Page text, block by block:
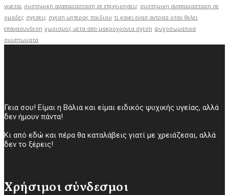
γινεται συστημικη αναπαρασταση σε επιχειρησεις συστημικη αναπαρασταση σε
ομαδες σχεσεις σχεση μητερας παιδιου τι κανει ενασ αντρασ οταν θελει
επανασυνδεση χωρισμος μετα απο μακροχρονια σχεση ψυχοσωματικα
συμπτωματα
Γεια σου! Είμαι η Βάλια και είμαι ειδικός ψυχικής υγείας, αλλά
δεν ήμουν πάντα!
Κι από εδώ και πέρα θα καταλάβεις γιατί με χρειάζεσαι, αλλά
δεν το ξέρεις!
Χρήσιμοι σύνδεσμοι